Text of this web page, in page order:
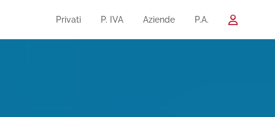
Privati P. IVA Aziende P.A.